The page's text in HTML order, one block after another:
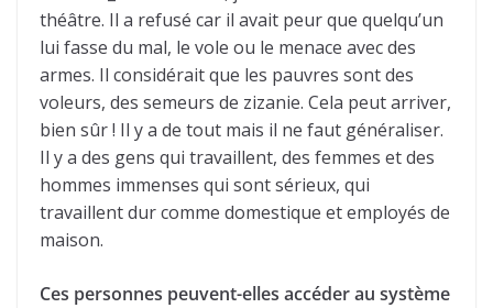
théâtre. Il a refusé car il avait peur que quelqu’un
lui fasse du mal, le vole ou le menace avec des
armes. Il considérait que les pauvres sont des
voleurs, des semeurs de zizanie. Cela peut arriver,
bien sûr ! Il y a de tout mais il ne faut généraliser.
Il y a des gens qui travaillent, des femmes et des
hommes immenses qui sont sérieux, qui
travaillent dur comme domestique et employés de
maison.
Ces personnes peuvent-elles accéder au système